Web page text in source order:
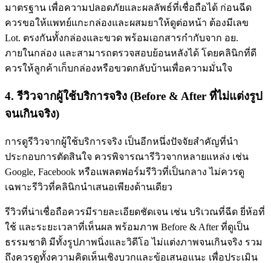
มาตรฐาน เพื่อความปลอดภัยและผลลัพธ์ที่เชื่อถือได้ ก่อนฉีด
ควรขอให้แพทย์แกะกล่องและผสมยาให้ดูต่อหน้า ต้องมีเลข
Lot. ตรงกันทั้งกล่องและขวด พร้อมเอกสารกำกับจาก อย.
ภายในกล่อง และสามารถตรวจสอบย้อนหลังได้ โดยคลินิกที่ดี
ควรให้ลูกค้าเก็บกล่องหรือขวดกลับบ้านเพื่อความมั่นใจ
4. รีวิวจากผู้ใช้บริการจริง (Before & After ที่ไม่แต่งรูป
จนเกินจริง)
การดูรีวิวจากผู้ใช้บริการจริง เป็นอีกหนึ่งปัจจัยสำคัญที่นำ
ประกอบการตัดสินใจ ควรพิจารณารีวิวจากหลายแหล่ง เช่น
Google, Facebook หรือแพลตฟอร์มรีวิวที่เป็นกลาง ไม่ควรดู
เฉพาะรีวิวที่คลินิกนำเสนอเพียงด้านเดียว
รีวิวที่น่าเชื่อถือควรมีรายละเอียดชัดเจน เช่น บริเวณที่ฉีด ยี่ห้อที่
ใช้ และระยะเวลาที่เห็นผล พร้อมภาพ Before & After ที่ดูเป็น
ธรรมชาติ มีทั้งรูปภาพนิ่งและวิดีโอ ไม่แต่งภาพจนเกินจริง รวม
ถึงควรดูทั้งความคิดเห็นเชิงบวกและข้อเสนอแนะ เพื่อประเมิน